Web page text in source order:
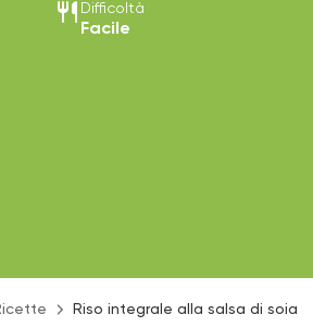
restaurant Difficoltà
Facile
Riso integrale alla salsa di soia